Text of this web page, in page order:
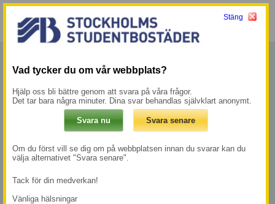
Mina sidor → Meny
LIVE
CLOSE TO
WHAT
MATTERS
Stäng
Vad tycker du om vår webbplats?
Hjälp oss bli bättre genom att svara på våra frågor.
Det tar bara några minuter. Dina svar behandlas självklart anonymt.
Om du först vill se dig om på webbplatsen innan du svarar kan du
välja alternativet "Svara senare".
Tack för din medverkan!
Vänliga hälsningar